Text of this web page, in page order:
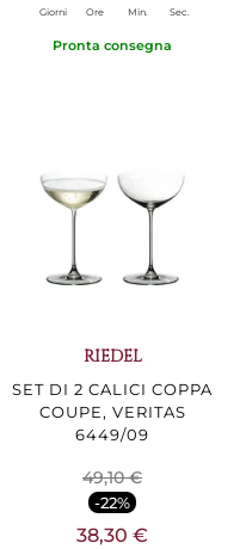
Giorni Ore Min. Sec.
Pronta consegna
RIEDEL
SET DI 2 CALICI COPPA
COUPE, VERITAS
6449/09
49,10 €
-22%
38,30 €